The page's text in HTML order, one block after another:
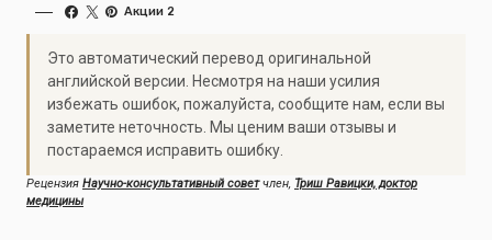
Акции 2
Это автоматический перевод оригинальной
английской версии. Несмотря на наши усилия
избежать ошибок, пожалуйста, сообщите нам, если вы
заметите неточность. Мы ценим ваши отзывы и
постараемся исправить ошибку.
Рецензия Научно-консультативный советчлен, Триш Равицки, доктор
медицины